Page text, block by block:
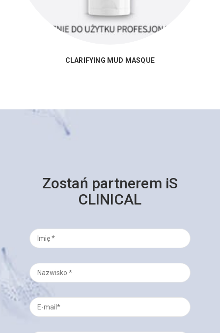
CLARIFYING MUD MASQUE
Zostań partnerem iS
CLINICAL